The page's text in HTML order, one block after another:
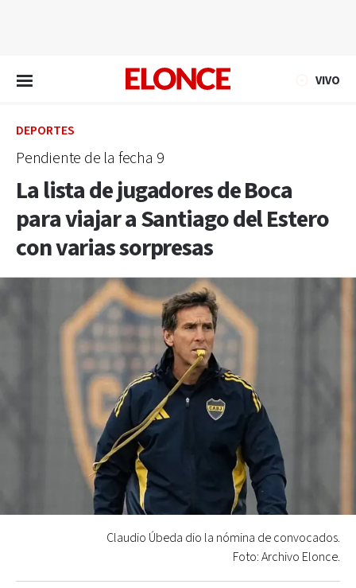
VIVO
DEPORTES
Pendiente de la fecha 9
La lista de jugadores de Boca
para viajar a Santiago del Estero
con varias sorpresas
Claudio Úbeda dio la nómina de convocados.
Foto: Archivo Elonce.